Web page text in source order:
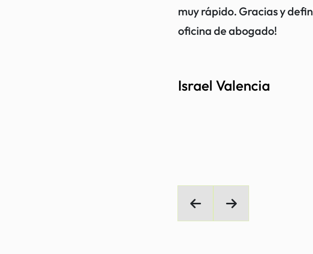
muy rápido. Gracias y
oficina de abogado!
Israel Valencia